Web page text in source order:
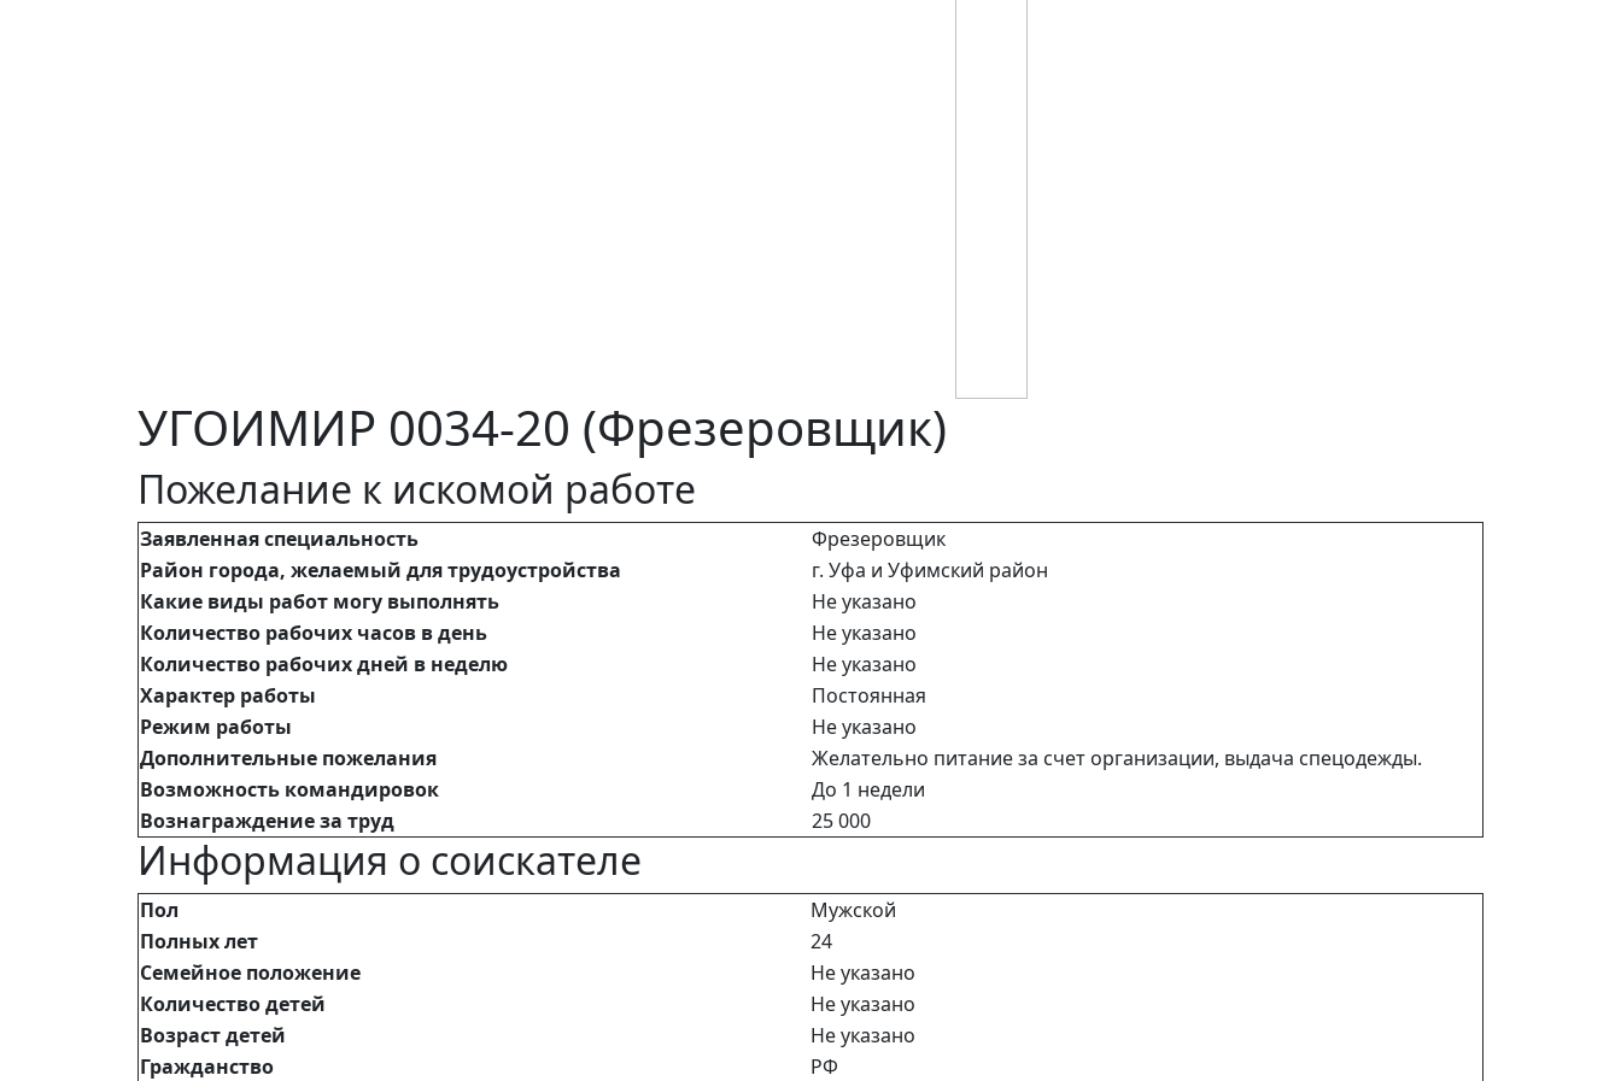
УГОИМИР 0034-20 (Фрезеровщик)
Пожелание к искомой работе
Заявленная специальность
Фрезеровщик
Район города, желаемый для трудоустройства
г. Уфа и Уфимский район
Какие виды работ могу выполнять
Не указано
Количество рабочих часов в день
Не указано
Количество рабочих дней в неделю
Не указано
Характер работы
Постоянная
Режим работы
Не указано
Дополнительные пожелания
Желательно питание за счет организации, выдача спецодежды.
Возможность командировок
До 1 недели
Вознаграждение за труд
25 000
Информация о соискателе
Пол
Мужской
Полных лет
24
Семейное положение
Не указано
Количество детей
Не указано
Возраст детей
Не указано
Гражданство
РФ